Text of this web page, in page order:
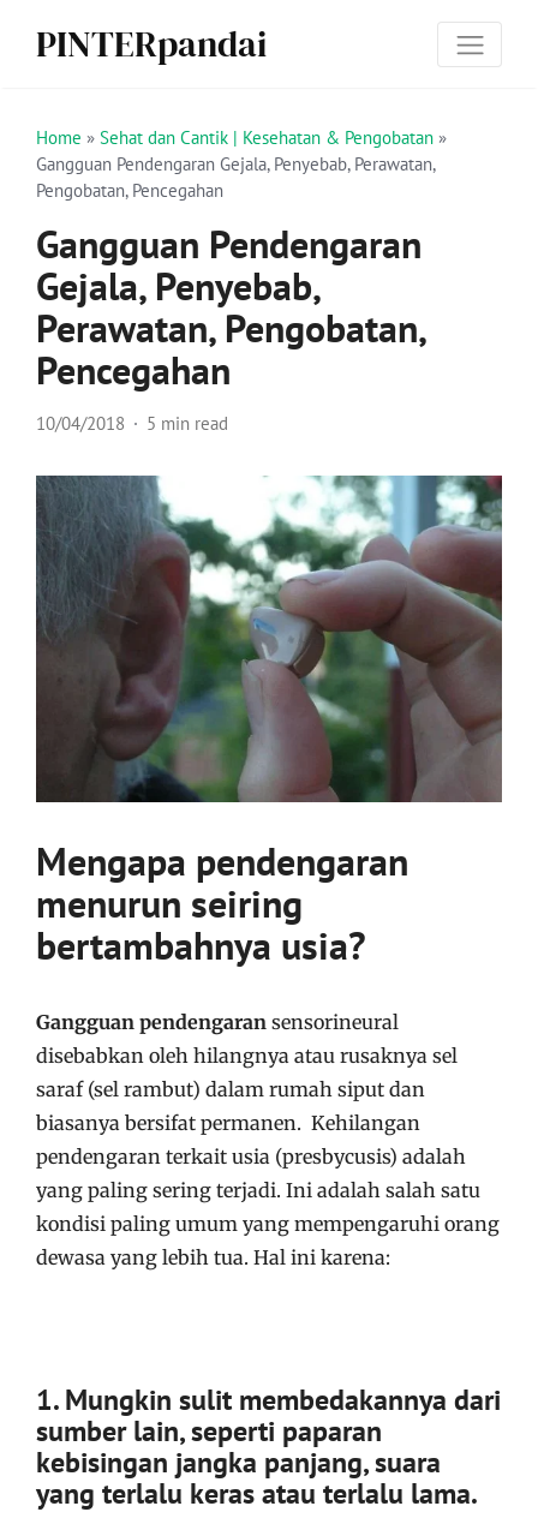
PINTERpandai
Home » Sehat dan Cantik | Kesehatan & Pengobatan »
Gangguan Pendengaran Gejala, Penyebab, Perawatan,
Pengobatan, Pencegahan
Gangguan Pendengaran
Gejala, Penyebab,
Perawatan, Pengobatan,
Pencegahan
10/04/2018 5 min read
Mengapa pendengaran
menurun seiring
bertambahnya usia?
Gangguan pendengaran sensorineural
disebabkan oleh hilangnya atau rusaknya sel
saraf (sel rambut) dalam rumah siput dan
biasanya bersifat permanen. Kehilangan
pendengaran terkait usia (presbycusis) adalah
yang paling sering terjadi. Ini adalah salah satu
kondisi paling umum yang mempengaruhi orang
dewasa yang lebih tua. Hal ini karena:
1. Mungkin sulit membedakannya dari
sumber lain, seperti paparan
kebisingan jangka panjang, suara
yang terlalu keras atau terlalu lama.